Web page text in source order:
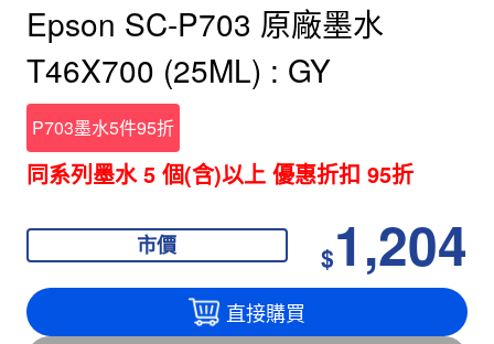
Epson SC-P703 原廠墨水
T46X700 (25ML) : GY
P703墨水5件95折
同系列墨水 5 個(含)以上 優惠折扣 95折
市價 $1,204
直接購買